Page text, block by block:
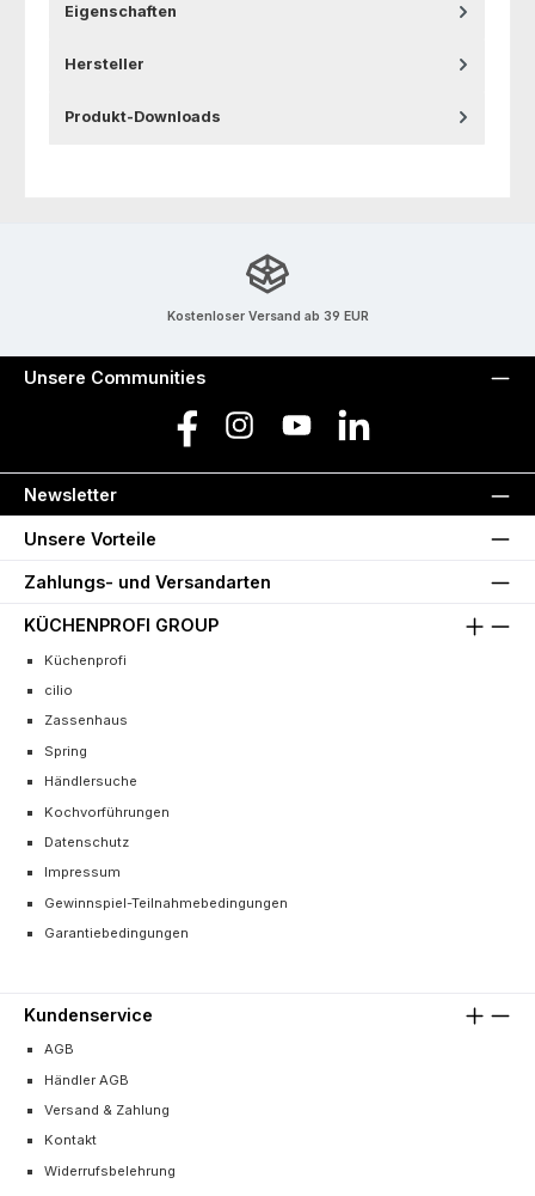
Eigenschaften
Hersteller
Produkt-Downloads
Kostenloser Versand ab 39 EUR
Unsere Communities
Facebook Instagram YouTube LinkedIn
Newsletter
Unsere Vorteile
Zahlungs- und Versandarten
KÜCHENPROFI GROUP
Küchenprofi
cilio
Zassenhaus
Spring
Händlersuche
Kochvorführungen
Datenschutz
Impressum
Gewinnspiel-Teilnahmebedingungen
Garantiebedingungen
Kundenservice
AGB
Händler AGB
Versand & Zahlung
Kontakt
Widerrufsbelehrung